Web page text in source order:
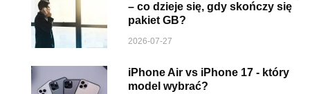
– co dzieje się, gdy skończy się
pakiet GB?
2026-07-27
iPhone Air vs iPhone 17 - który
model wybrać?